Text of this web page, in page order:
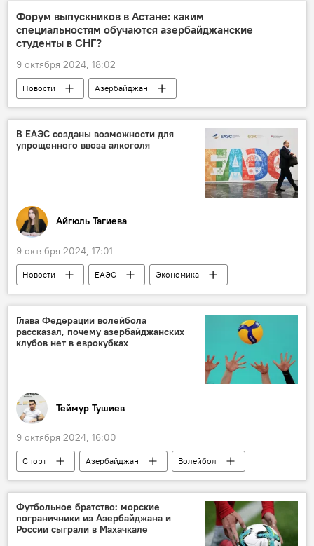
Мария Захарова
МИД России
Форум выпускников в Астане: каким
специальностям обучаются азербайджанские
студенты в СНГ?
9 октября 2024, 18:02
Новости
Азербайджан
Образование
ВУЗ
Молодежь
Астана
Россотрудничество
СНГ
В ЕАЭС созданы возможности для
упрощенного ввоза алкоголя
Айгюль Тагиева
9 октября 2024, 17:01
Новости ЕАЭС
Экономика
Евразийская экономическая комиссия
Торгово-промышленная палата России
Алкоголь
ввоз
Глава Федерации волейбола
рассказал, почему азербайджанских
клубов нет в еврокубках
Теймур Тушиев
9 октября 2024, 16:00
Спорт Азербайджан
Волейбол
Жеребьевка
Чемпионат
еврокубковые матчи
Шахин Багиров
Федерация волейбола Азербайджана
Футбольное братство: морские
пограничники из Азербайджана и
России сыграли в Махачкале